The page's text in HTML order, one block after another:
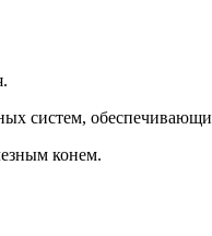
систем,
конем.